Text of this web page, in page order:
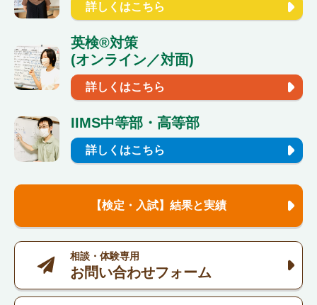
詳しくはこちら
英検®対策
(オンライン／対面)
詳しくはこちら
IIMS中等部・高等部
詳しくはこちら
【検定・入試】結果と実績
相談・体験専用
お問い合わせフォーム